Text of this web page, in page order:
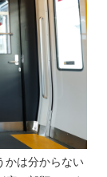
かは分からない